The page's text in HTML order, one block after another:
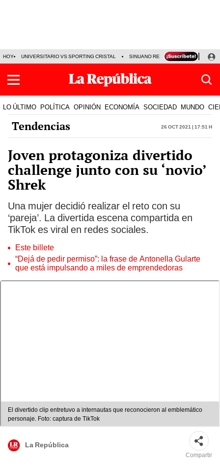
HOY UNIVERSITARIO VS SPORTING CRISTAL SINUANO RESULTADOS HOY
LO ÚLTIMO POLÍTICA OPINIÓN ECONOMÍA SOCIEDAD MUNDO
Tendencias 26 Oct 2021 | 17:51 h
Joven protagoniza divertido
challenge junto con su ‘novio’
Shrek
Una mujer decidió realizar el reto con su
‘pareja’. La divertida escena compartida en
TikTok es viral en redes sociales.
Este billete
“Dejá de pedir permiso”: la frase de Antonella Gularte
que está impulsando a miles de emprendedoras
El divertido clip entretuvo a internautas que reconocieron al emblemático
personaje. Foto: captura de TikTok
La República
Compartir